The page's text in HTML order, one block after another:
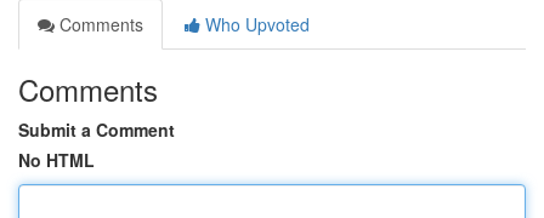
Comments
Who Upvoted
Comments
Submit a Comment
No HTML